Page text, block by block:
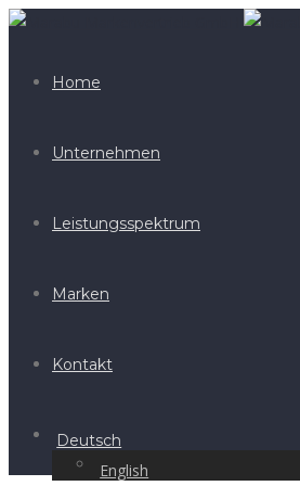
Home
Unternehmen
Leistungsspektrum
Marken
Kontakt
Deutsch
English